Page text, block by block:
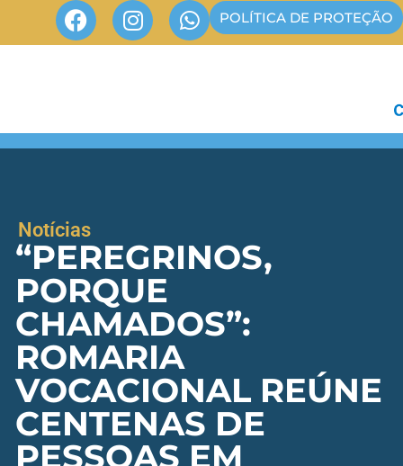
POLÍTICA DE PROTEÇÃO
Notícias
“PEREGRINOS,
PORQUE
CHAMADOS”:
ROMARIA
VOCACIONAL REÚNE
CENTENAS DE
PESSOAS EM